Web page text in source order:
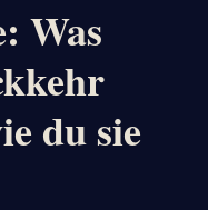
Was
du sie